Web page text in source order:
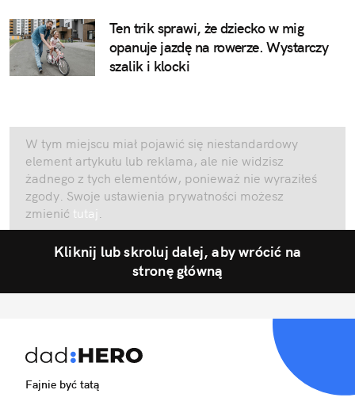
Ten trik sprawi, że dziecko w mig
opanuje jazdę na rowerze. Wystarczy
szalik i klocki
W tym miejscu miał pojawić się niestandardowy
element artykułu lub reklama, ale nie widzisz
żadnego z tych elementów, ponieważ nie wyraziłeś
zgody. Swoje ustawienia prywatności możesz
zmienić tutaj
Kliknij lub skroluj dalej, aby wrócić na
stronę główną
Fajnie być tatą